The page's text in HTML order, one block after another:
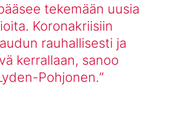
tekemään uusia
Koronakriisiin
rauhallisesti ja
kerrallaan, sanoo
Pohjonen.